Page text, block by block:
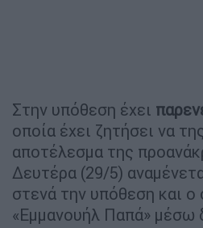
Στην υπόθεση έχει
οποία έχει ζητήσει να
αποτέλεσμα της
Δευτέρα (29/5)
στενά την υπόθεση και ο
«Εμμανουήλ Παπά» μέσω